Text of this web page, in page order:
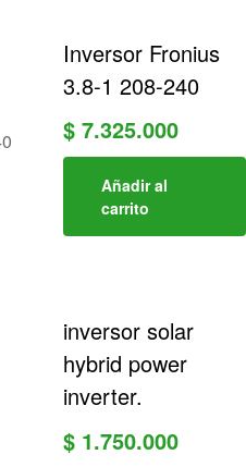
Inversor Fronius
3.8-1 208-240
$ 7.325.000
Añadir al
carrito
inversor solar
hybrid power
inverter.
$ 1.750.000